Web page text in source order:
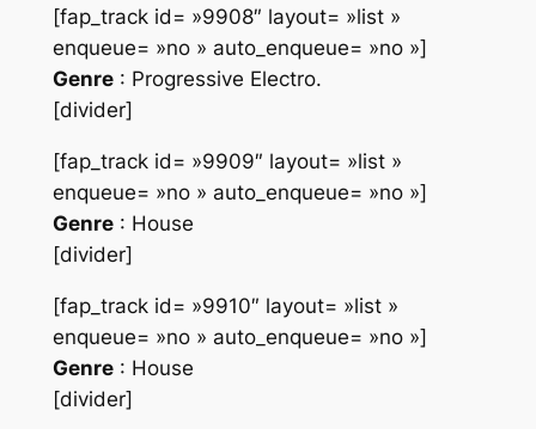
[fap_track id= »9908″ layout= »list »
enqueue= »no » auto_enqueue= »no »]
Genre: Progressive Electro.
[divider]
[fap_track id= »9909″ layout= »list »
enqueue= »no » auto_enqueue= »no »]
Genre: House
[divider]
[fap_track id= »9910″ layout= »list »
enqueue= »no » auto_enqueue= »no »]
Genre: House
[divider]